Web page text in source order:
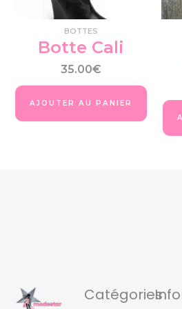
BOTTES
Botte Cali
35.00€
AJOUTER AU PANIER
être
produit
Catégories